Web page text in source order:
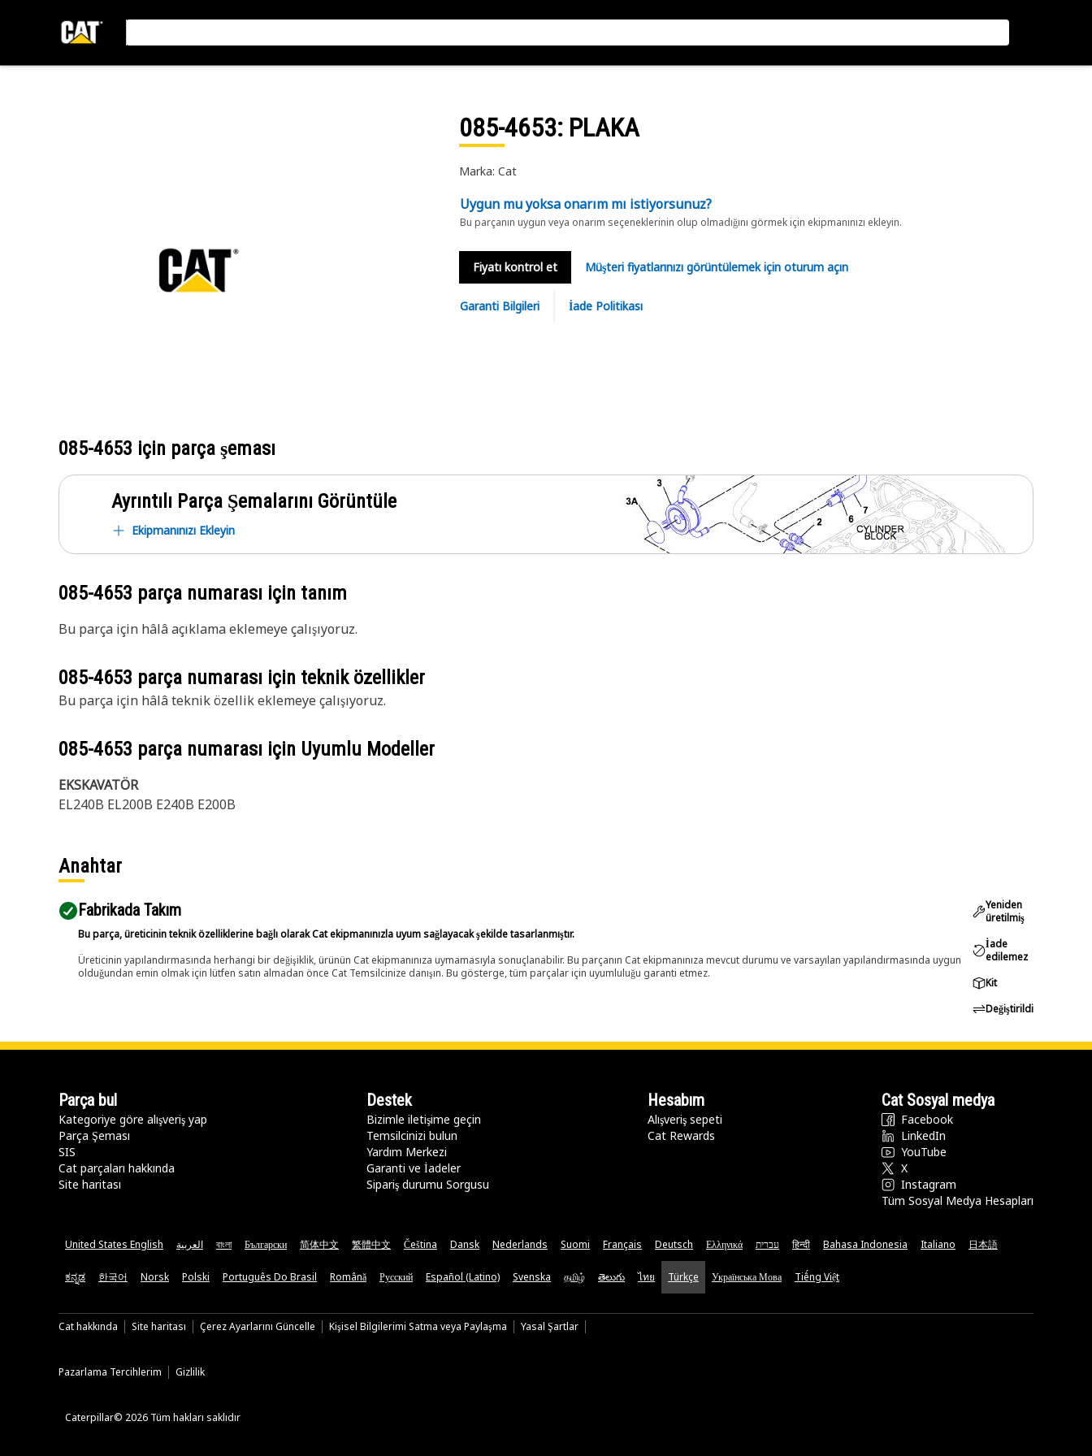
085-4653: PLAKA
Marka: Cat
Uygun mu yoksa onarım mı istiyorsunuz?
Bu parçanın uygun veya onarım seçeneklerinin olup olmadığını görmek için ekipmanınızı ekleyin.
Fiyatı kontrol et Müşteri fiyatlarınızı görüntülemek için oturum açın
Garanti Bilgileri İade Politikası
085-4653 için parça şeması
Ayrıntılı Parça Şemalarını Görüntüle
Ekipmanınızı Ekleyin
085-4653 parça numarası için tanım
Bu parça için hâlâ açıklama eklemeye çalışıyoruz.
085-4653 parça numarası için teknik özellikler
Bu parça için hâlâ teknik özellik eklemeye çalışıyoruz.
085-4653 parça numarası için Uyumlu Modeller
EKSKAVATÖR
EL240B EL200B E240B E200B
Anahtar
Fabrikada Takım
Bu parça, üreticinin teknik özelliklerine bağlı olarak Cat ekipmanınızla uyum sağlayacak şekilde tasarlanmıştır.
Üreticinin yapılandırmasında herhangi bir değişiklik, ürünün Cat ekipmanınıza uymamasıyla sonuçlanabilir. Bu parçanın Cat ekipmanınıza mevcut durumu ve varsayılan yapılandırmasında uygun
olduğundan emin olmak için lütfen satın almadan önce Cat Temsilcinize danışın. Bu gösterge, tüm parçalar için uyumluluğu garanti etmez.
Yeniden
üretilmiş
İade
edilemez
Kit
Değiştirildi
Parça bul
Kategoriye göre alışveriş yap
Parça Şeması
SIS
Cat parçaları hakkında
Site haritası
Destek
Bizimle iletişime geçin
Temsilcinizi bulun
Yardım Merkezi
Garanti ve İadeler
Sipariş durumu Sorgusu
Hesabım
Alışveriş sepeti
Cat Rewards
Cat Sosyal medya
Facebook
LinkedIn
YouTube
X
Instagram
Tüm Sosyal Medya Hesapları
United States English العربية বাংলা Български 简体中文 繁體中文 Čeština Dansk Nederlands Suomi Français Deutsch Ελληνικά עברית हिन्दी Bahasa Indonesia Italiano 日本語
ಕನ್ನಡ 한국어 Norsk Polski Português Do Brasil Română Русский Español (Latino) Svenska தமிழ் తెలుగు ไทย Türkçe Українська Мова Tiếng Việt
Cat hakkında Site haritası Çerez Ayarlarını Güncelle Kişisel Bilgilerimi Satma veya Paylaşma Yasal Şartlar
Pazarlama Tercihlerim Gizlilik
Caterpillar© 2026 Tüm hakları saklıdır